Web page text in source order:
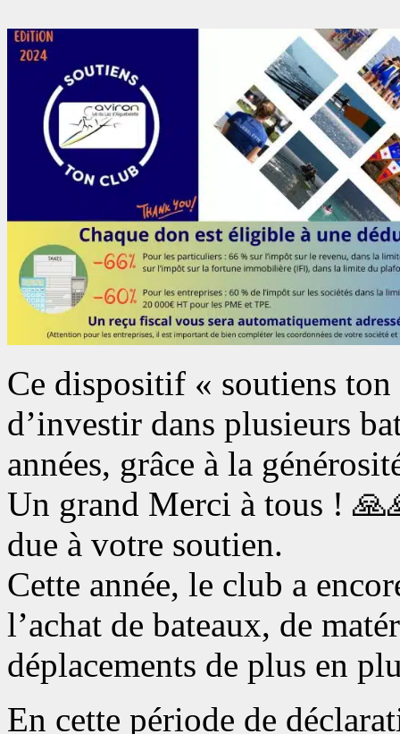
Ce dispositif « soutiens
d’investir dans plusieurs
années, grâce à la
Un grand Merci à tous !
due à votre soutien.
Cette année, le club a
l’achat de bateaux, de
déplacements de plus en
En cette période de